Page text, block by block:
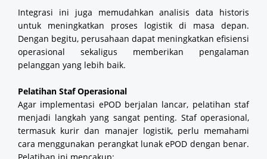
Integrasi ini juga memudahkan analisis data historis
untuk meningkatkan proses logistik di masa depan.
Dengan begitu, perusahaan dapat meningkatkan efisiensi
operasional sekaligus memberikan pengalaman
pelanggan yang lebih baik.
Pelatihan Staf Operasional
Agar implementasi ePOD berjalan lancar, pelatihan staf
menjadi langkah yang sangat penting. Staf operasional,
termasuk kurir dan manajer logistik, perlu memahami
cara menggunakan perangkat lunak ePOD dengan benar.